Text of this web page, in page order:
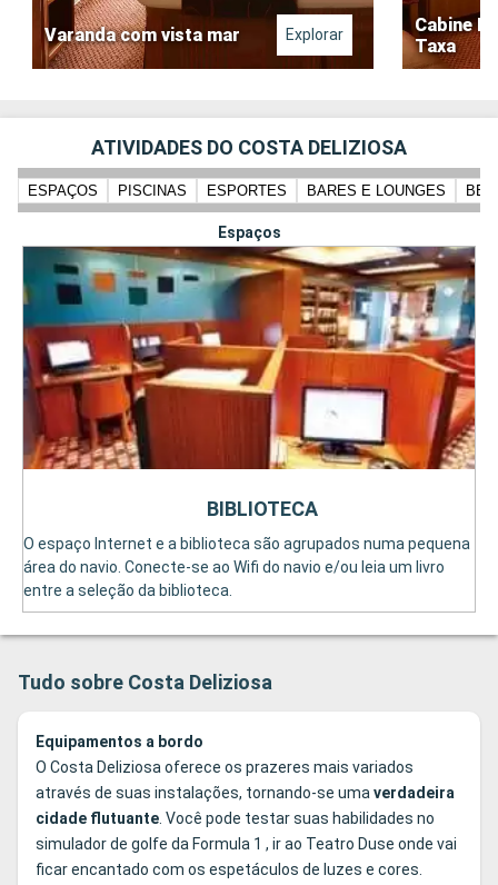
Varanda com vista mar Explorar
Cabine
Taxa
ATIVIDADES DO COSTA DELIZIOSA
ESPAÇOS PISCINAS ESPORTES BARES E LOUNGES
Espaços
O espaço Internet e a biblioteca são agrupados numa pequena
área do navio. Conecte-se ao Wifi do navio e/ou leia um livro
entre a seleção da biblioteca.
BIBLIOTECA
Tudo sobre Costa Deliziosa
Equipamentos a bordo
O Costa Deliziosa oferece os prazeres mais variados
através de suas instalações, tornando-se umaverdadeira
cidade flutuante. Você pode testar suas habilidades no
simulador de golfe da Formula 1 , ir ao Teatro Duse onde vai
ficar encantado com os espetáculos de luzes e cores.